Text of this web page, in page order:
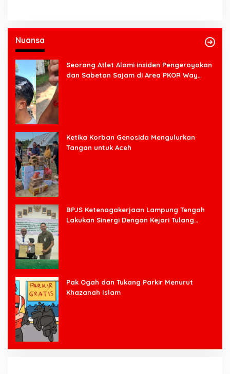
Nuansa
Seorang Atlet Alami insiden Pengeroyokan
dan Sabetan Sajam di Area PKOR Way
Ketika Korban Genosida Mengulurkan
Tangan untuk Aceh
BPJS Ketenagakerjaan Lampung Tengah
Lakukan Sinergi Dengan Kejari Tulang
Pak Ogah dan Tukang Parkir Menurut
Khazanah Islam